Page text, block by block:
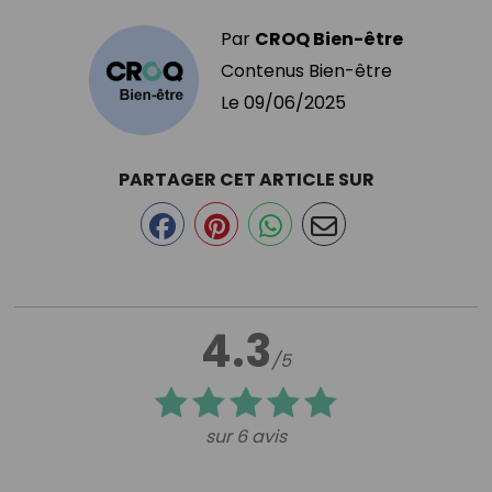
Par CROQ Bien-être
Contenus Bien-être
Le 09/06/2025
4.3/5
sur 6 avis
PARTAGER CET ARTICLE SUR